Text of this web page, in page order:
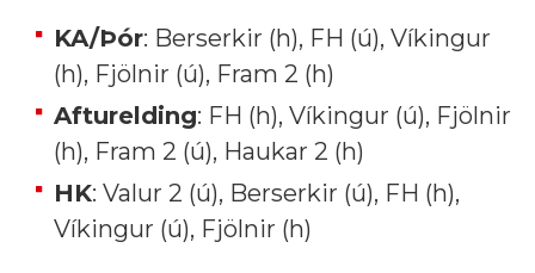
KA/Þór: Berserkir (h), FH (ú), Víkingur
(h), Fjölnir (ú), Fram 2 (h)
Afturelding: FH (h), Víkingur (ú), Fjölnir
(h), Fram 2 (ú), Haukar 2 (h)
HK: Valur 2 (ú), Berserkir (ú), FH (h),
Víkingur (ú), Fjölnir (h)